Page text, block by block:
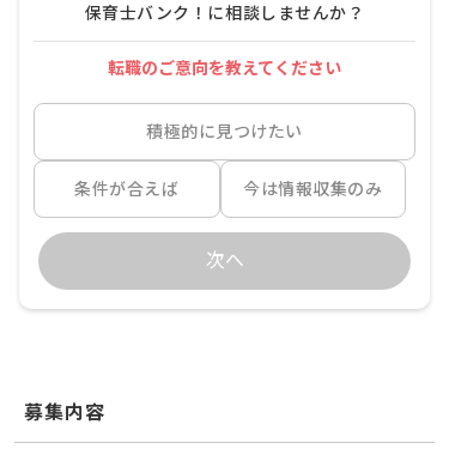
保育士バンク！に相談しませんか？
転職のご意向を教えてください
積極的に見つけたい
条件が合えば 今は情報収集のみ
次へ
募集内容